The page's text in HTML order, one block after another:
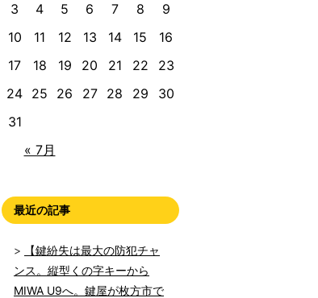
« 7月
3
4 5 6 7 8
9
10
11 12 13 14 15
16
17
18 19 20 21 22
23
24 25 26 27 28 29
30
31
最近の記事
【鍵紛失は最大の防犯チャ
ンス。縦型くの字キーから
MIWA U9へ。鍵屋が枚方市で